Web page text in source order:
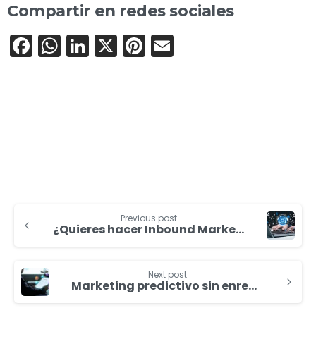
Compartir en redes sociales
Facebook
WhatsApp
LinkedIn
X Pinterest
Previous post
¿Quieres hacer Inbound Marketing? Empieza por lo más importante: tu sitio web
Next post
Marketing predictivo sin enredos: usa datos inteligentes y vé un paso adelante